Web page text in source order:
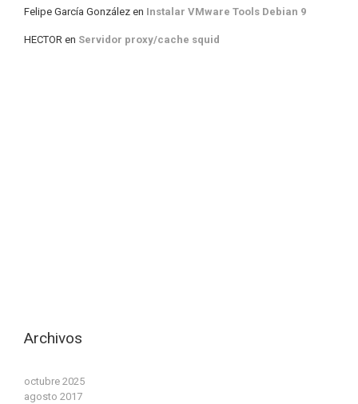
Felipe García González en Instalar VMware Tools Debian 9
HECTOR en Servidor proxy/cache squid
Archivos
octubre 2025
agosto 2017